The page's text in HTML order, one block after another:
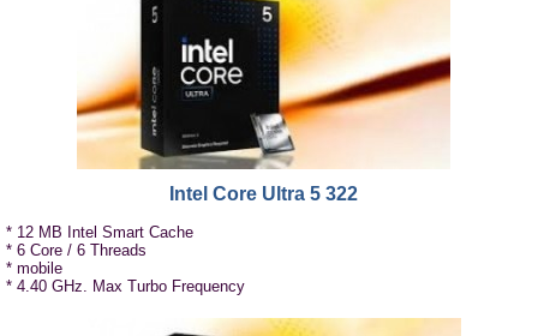
Intel Core Ultra 5 322
* 12 MB Intel Smart Cache
* 6 Core / 6 Threads
* mobile
* 4.40 GHz. Max Turbo Frequency